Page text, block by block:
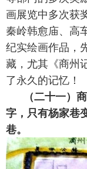
画展览中多次获
秦岭韩愈庙、高
纪实绘画作品，
藏，尤其《商州
了永久的记忆！
（二十一）商
字，只有杨家巷
巷。